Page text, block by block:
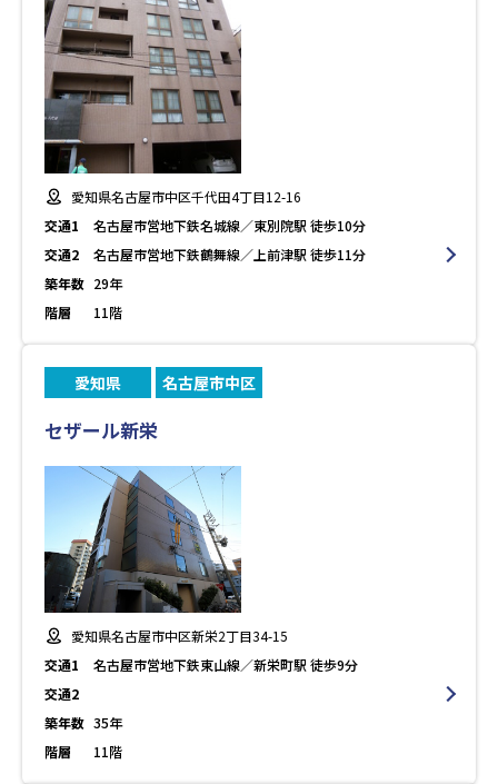
愛知県名古屋市中区千代田4丁目12-16
交通1
名古屋市営地下鉄名城線／東別院駅 徒歩10分
交通2
名古屋市営地下鉄鶴舞線／上前津駅 徒歩11分
築年数 29年
階層
11階
愛知県 名古屋市中区
セザール新栄
愛知県名古屋市中区新栄2丁目34-15
交通1
名古屋市営地下鉄東山線／新栄町駅 徒歩9分
交通2
築年数 35年
階層
11階